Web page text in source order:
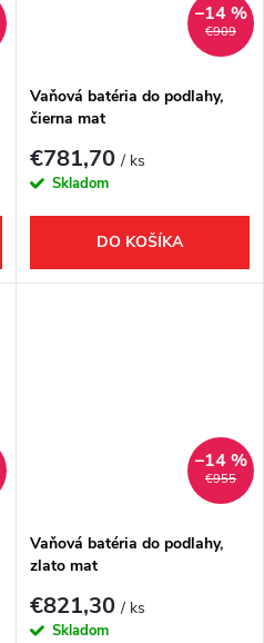
€909
–14 %
Vaňová batéria do podlahy,
čierna mat
€781,70/ ks
Skladom
DO KOŠÍKA
€955
–14 %
Vaňová batéria do podlahy,
zlato mat
€821,30/ ks
Skladom